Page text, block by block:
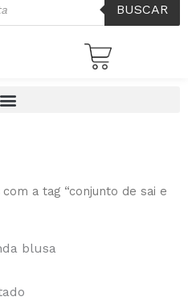
BUSCAR
a tag “conjunto de sai e
blusa